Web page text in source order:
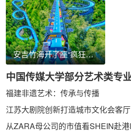
安吉竹海开了座“疯狂动物村”，全家一天玩转水陆空
福建非遗艺术：传承与传播
江苏大剧院创新打造城市文化会客厅